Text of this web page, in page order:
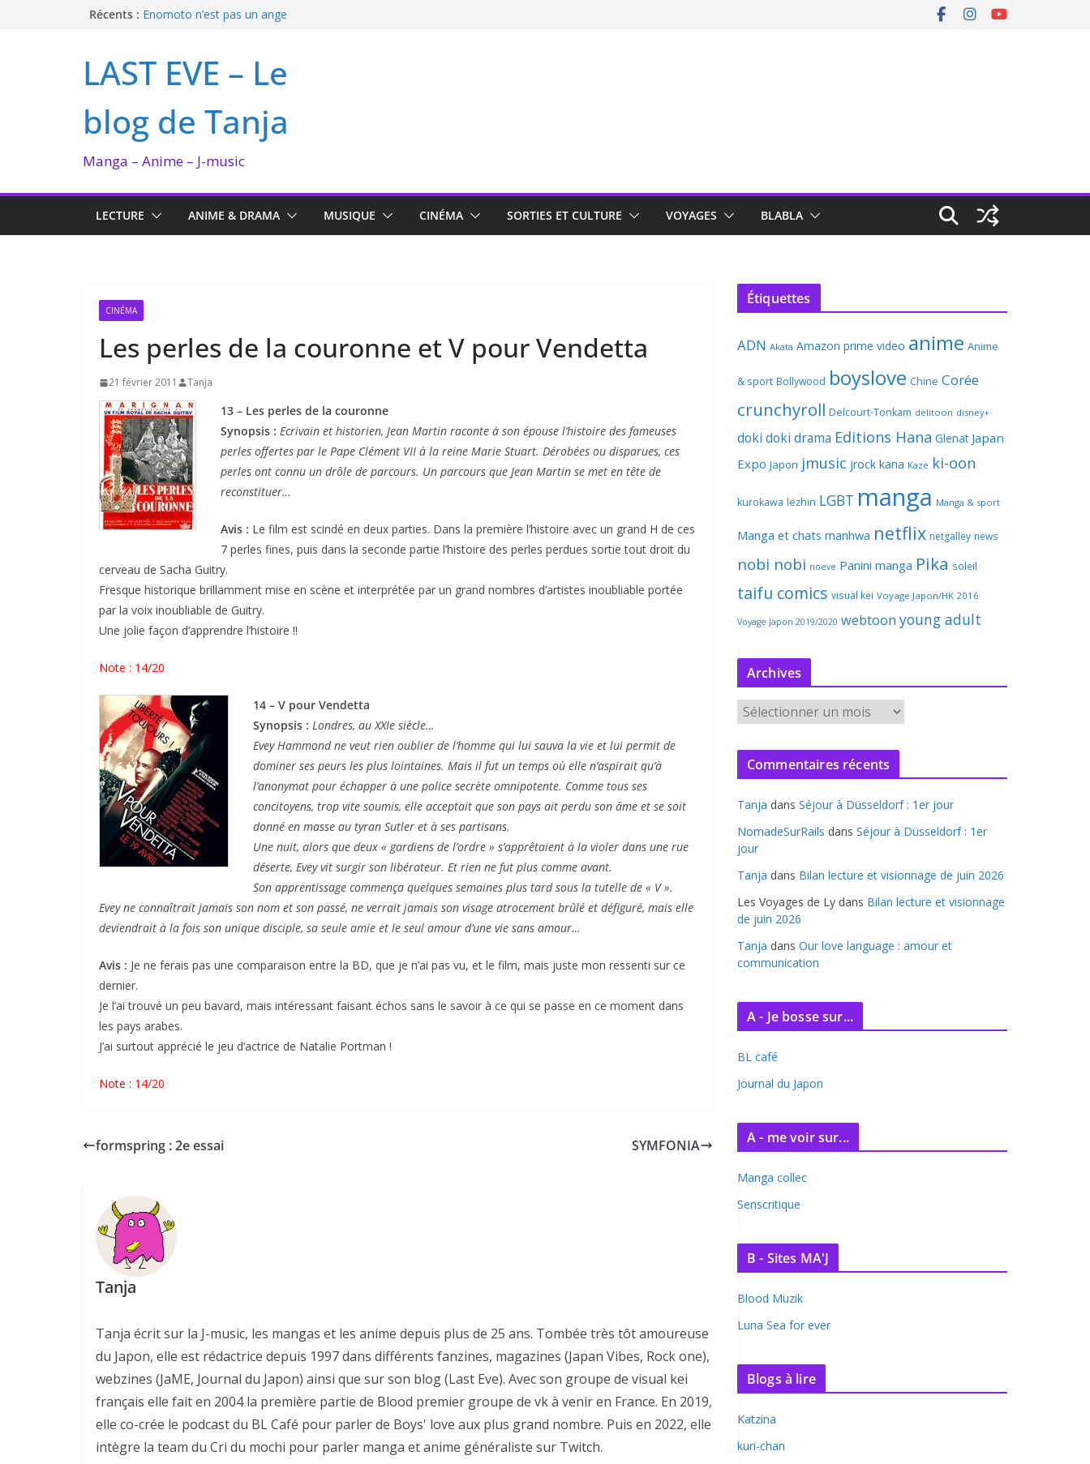
Récents : Enomoto n’est pas un ange
Ma collection BANANA FISH
I’m not in love de Zeniko Sumiya
LAST EVE – Le
blog de Tanja
Manga – Anime – J-music
LECTURE ANIME & DRAMA MUSIQUE CINÉMA SORTIES ET CULTURE VOYAGES BLABLA
CINÉMA
Les perles de la couronne et V pour Vendetta
21 février 2011 Tanja
13 – Les perles de la couronne
Synopsis : Ecrivain et historien, Jean Martin raconte à son épouse l’histoire des fameuses
perles offertes par le Pape Clément VII à la reine Marie Stuart. Dérobées ou disparues, ces
perles ont connu un drôle de parcours. Un parcours que Jean Martin se met en tête de
reconstituer…
Avis : Le film est scindé en deux parties. Dans la première l’histoire avec un grand H de ces
7 perles fines, puis dans la seconde partie l’histoire des perles perdues sortie tout droit du
cerveau de Sacha Guitry.
Fresque historique brillamment mise en scène et interprétée par un grand nombres d’artistes inoubliable portée
par la voix inoubliable de Guitry.
Une jolie façon d’apprendre l’histoire !!
Note : 14/20
14 – V pour Vendetta
Synopsis : Londres, au XXIe siècle…
Evey Hammond ne veut rien oublier de l’homme qui lui sauva la vie et lui permit de
dominer ses peurs les plus lointaines. Mais il fut un temps où elle n’aspirait qu’à
l’anonymat pour échapper à une police secrète omnipotente. Comme tous ses
concitoyens, trop vite soumis, elle acceptait que son pays ait perdu son âme et se soit
donné en masse au tyran Sutler et à ses partisans.
Une nuit, alors que deux « gardiens de l’ordre » s’apprêtaient à la violer dans une rue
déserte, Evey vit surgir son libérateur. Et rien ne fut plus comme avant.
Son apprentissage commença quelques semaines plus tard sous la tutelle de « V ».
Evey ne connaîtrait jamais son nom et son passé, ne verrait jamais son visage atrocement brûlé et défiguré, mais elle
deviendrait à la fois son unique disciple, sa seule amie et le seul amour d’une vie sans amour…
Avis : Je ne ferais pas une comparaison entre la BD, que je n’ai pas vu, et le film, mais juste mon ressenti sur ce
dernier.
Je l’ai trouvé un peu bavard, mais intéressant faisant échos sans le savoir à ce qui se passe en ce moment dans
les pays arabes.
J’ai surtout apprécié le jeu d’actrice de Natalie Portman !
Note : 14/20
formspring : 2e essai SYMFONIA
Tanja
Tanja écrit sur la J-music, les mangas et les anime depuis plus de 25 ans. Tombée très tôt amoureuse
du Japon, elle est rédactrice depuis 1997 dans différents fanzines, magazines (Japan Vibes, Rock one),
webzines (JaME, Journal du Japon) ainsi que sur son blog (Last Eve). Avec son groupe de visual kei
français elle fait en 2004 la première partie de Blood premier groupe de vk à venir en France. En 2019,
elle co-crée le podcast du BL Café pour parler de Boys' love aux plus grand nombre. Puis en 2022, elle
intègre la team du Cri du mochi pour parler manga et anime généraliste sur Twitch.
Étiquettes
ADN Akata Amazon prime video anime Anime
& sport Bollywood boyslove Chine Corée
crunchyroll Delcourt-Tonkam delitoon disney+
doki doki drama Editions Hana Glenat Japan
Expo Japon jmusic jrock kana Kaze ki-oon
kurokawa lezhin LGBT manga Manga & sport
Manga et chats manhwa netflix netgalley news
nobi nobi noeve Panini manga Pika soleil
taifu comics visual kei Voyage Japon/HK 2016
Voyage Japon 2019/2020 webtoon young adult
Archives
r
c
v
e
s
Commentaires récents
Tanja dans Séjour à Düsseldorf : 1er jour
NomadeSurRails dans Séjour à Düsseldorf : 1er
jour
Tanja dans Bilan lecture et visionnage de juin 2026
Les Voyages de Ly dans Bilan lecture et visionnage
de juin 2026
Tanja dans Our love language : amour et
communication
A - Je bosse sur...
BL café
Journal du Japon
A - me voir sur...
Manga collec
Senscritique
B - Sites MA'J
Blood Muzik
Luna Sea for ever
Blogs à lire
Katzina
kuri-chan